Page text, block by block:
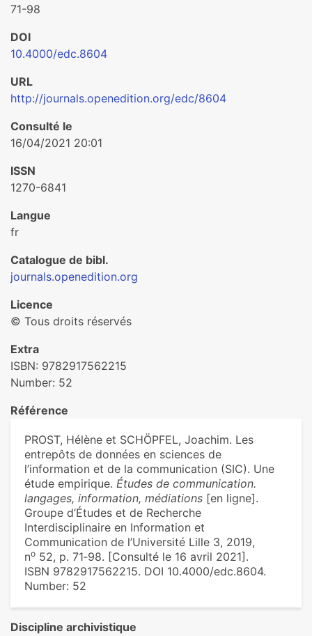
71-98
DOI
10.4000/edc.8604
URL
http://journals.openedition.org/edc/8604
Consulté le
16/04/2021 20:01
ISSN
1270-6841
Langue
fr
Catalogue de bibl.
journals.openedition.org
Licence
© Tous droits réservés
Extra
ISBN: 9782917562215
Number: 52
Référence
PROST, Hélène et SCHÖPFEL, Joachim. Les
entrepôts de données en sciences de
l’information et de la communication (SIC). Une
étude empirique. Études de communication.
langages, information, médiations [en ligne].
Groupe d’Études et de Recherche
Interdisciplinaire en Information et
Communication de l’Université Lille 3, 2019,
no 52, p. 71‑98. [Consulté le 16 avril 2021].
ISBN 9782917562215. DOI 10.4000/edc.8604.
Number: 52
Discipline archivistique